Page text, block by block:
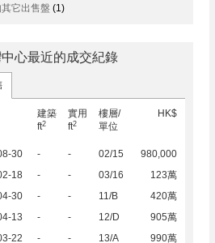
它出售盤 (1)
心最近的成交紀錄
建築
ft2
實用
ft2
樓層/
單位
HK$
30 - - 02/15
980,000
18
- - 03/16
123萬
30
- - 11/B
420萬
13
- - 12/D
905萬
22
- - 13/A 990萬